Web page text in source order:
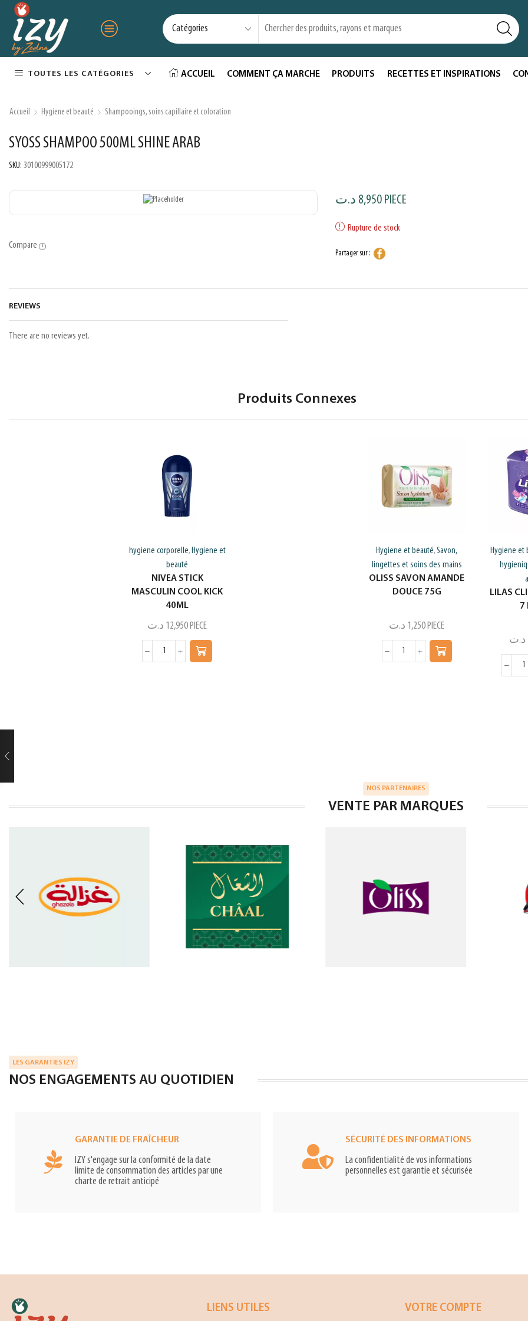
TOUTES LES CATÉGORIES ACCUEIL COMMENT ÇA MARCHE PRODUITS RECETTES ET INSPIRATIONS
Accueil Hygiene et beauté Shampooings, soins capillaire et coloration
SYOSS SHAMPOO 500ML SHINE ARAB
SKU: 30100999005172
Compare
8,950 د.ت PIECE
Rupture de stock
Partager sur :
REVIEWS
There are no reviews yet.
Produits Connexes
hygiene corporelle, Hygiene et
beauté
NIVEA STICK
MASCULIN COOL KICK
40ML
12,950 د.ت PIECE
Hygiene et beauté,Savon,
lingettes et soins des mains
OLISS SAVON AMANDE
DOUCE 75G
1,250 د.ت PIECE
Hygiene et
LILAS
7
د.ت
NOS PARTENAIRES
VENTE PAR MARQUES
LES GARANTIES IZY
NOS ENGAGEMENTS AU QUOTIDIEN
GARANTIE DE FRAÎCHEUR
IZY s'engage sur la conformité de la date
limite de consommation des articles par une
charte de retrait anticipé
SÉCURITÉ DES INFORMATIONS
La confidentialité de vos informations
personnelles est garantie et sécurisée
LIENS UTILES VOTRE COMPTE